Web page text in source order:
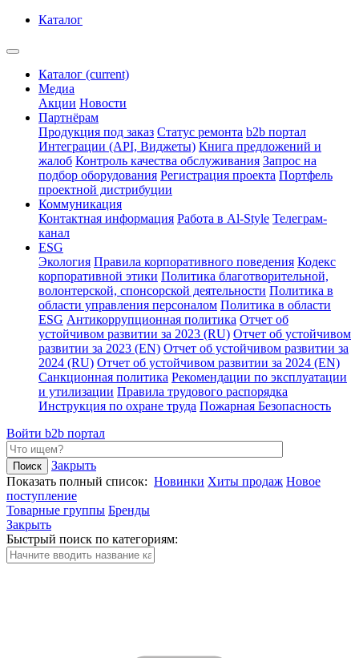
Каталог
Каталог (current)
Медиа
Акции Новости
Партнёрам
Продукция под заказ Статус ремонта b2b портал
Интеграции (API, Виджеты) Книга предложений и
жалоб Контроль качества обслуживания Запрос на
подбор оборудования Регистрация проекта Портфель
проектной дистрибуции
Коммуникация
Контактная информация Работа в Al-Style Телеграм-
канал
ESG
Экология Правила корпоративного поведения Кодекс
корпоративной этики Политика благотворительной,
волонтерской, спонсорской деятельности Политика в
области управления персоналом Политика в области
ESG Антикоррупционная политика Отчет об
устойчивом развитии за 2023 (RU) Отчет об устойчивом
развитии за 2023 (EN) Отчет об устойчивом развитии за
2024 (RU) Отчет об устойчивом развитии за 2024 (EN)
Санкционная политика Рекомендации по эксплуатации
и утилизации Правила трудового распорядка
Инструкция по охране труда Пожарная Безопасность
Войти b2b портал
Закрыть
Показать полный список: Новинки Хиты продаж Новое
поступление
Товарные группы Бренды
Закрыть
Быстрый поиск по категориям: